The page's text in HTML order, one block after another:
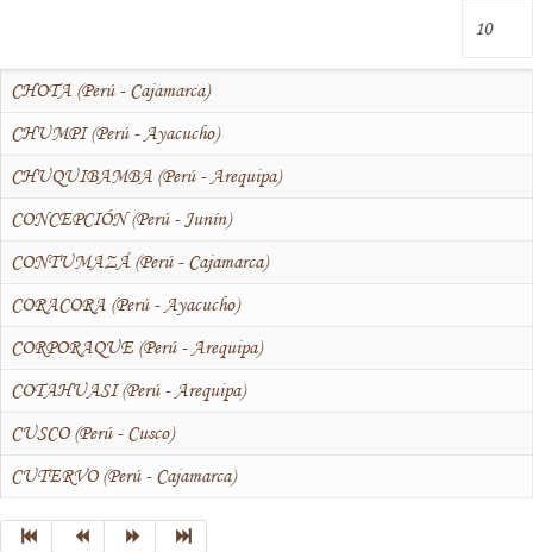
CHOTA (Perú - Cajamarca)
CHUMPI (Perú - Ayacucho)
CHUQUIBAMBA (Perú - Arequipa)
CONCEPCIÓN (Perú - Junín)
CONTUMAZÁ (Perú - Cajamarca)
CORACORA (Perú - Ayacucho)
CORPORAQUE (Perú - Arequipa)
COTAHUASI (Perú - Arequipa)
CUSCO (Perú - Cusco)
CUTERVO (Perú - Cajamarca)